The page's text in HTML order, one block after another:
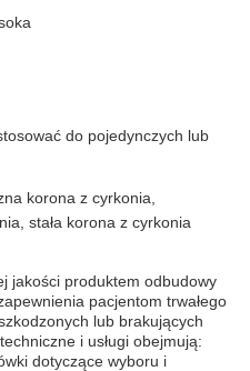
do pojedynczych lub
korona z cyrkonia,
stała korona z cyrkonia
jakości produktem odbudowy
pacjentom trwałego
lub brakujących
i usługi obejmują:
dotyczące wyboru i